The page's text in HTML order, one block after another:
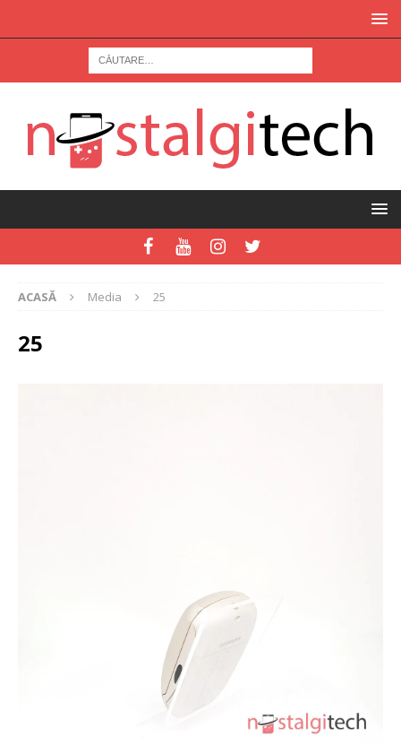
ACASĂ Media 25
25